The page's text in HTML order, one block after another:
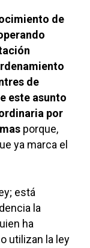
de
de
este asunto
por
porque,
ya marca el
está
la
ha
utilizan la ley